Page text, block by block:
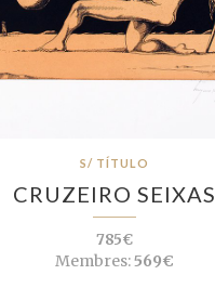
S/ TÍTULO
CRUZEIRO SEIXAS
785€
Membres:569€